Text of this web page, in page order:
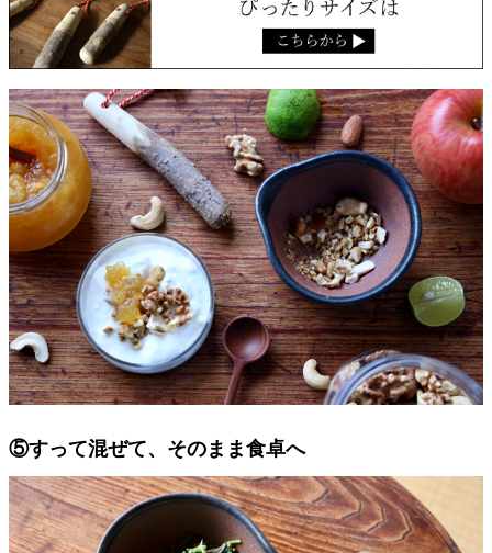
⑤すって混ぜて、そのまま食卓へ